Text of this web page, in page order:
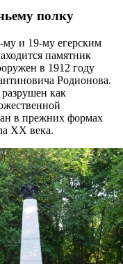
полку
и 19-му егерским
памятник
в 1912 году
Родионова.
как
в прежних формах
ХХ века.